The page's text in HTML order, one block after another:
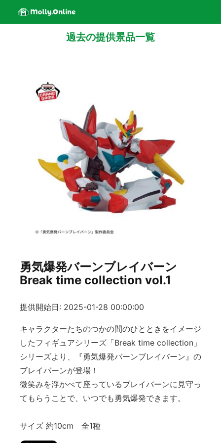
過去の提供景品一覧
勇気爆発バーンブレイバーン
Break time collection vol.1
提供開始日: 2025-01-28 00:00:00
キャラクターたちのつかの間のひとときをイメージ
したフィギュアシリーズ「Break time collection」
シリーズより、『勇気爆発バーンブレイバーン』の
ブレイバーンが登場！
微笑みを浮かべて座っているブレイバーンに見守っ
てもらうことで、いつでも勇気爆発できます。
サイズ 約10cm 全1種